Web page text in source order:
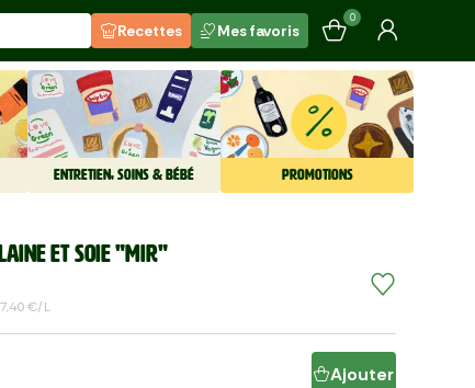
Recettes Mes favoris
0
ENTRETIEN, SOINS & BÉBÉ PROMOTIONS
laine et soie "Mir"
7,40 €/l
Ajouter